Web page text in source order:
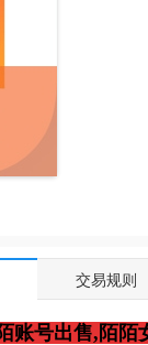
交易规则
账号出售,陌陌